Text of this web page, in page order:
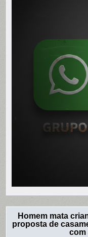
Homem mata
proposta de
com